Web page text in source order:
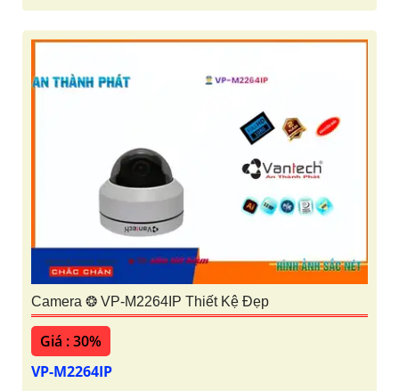
Camera ❂ VP-M2264IP Thiết Kệ Đẹp
Giá : 30%
VP-M2264IP